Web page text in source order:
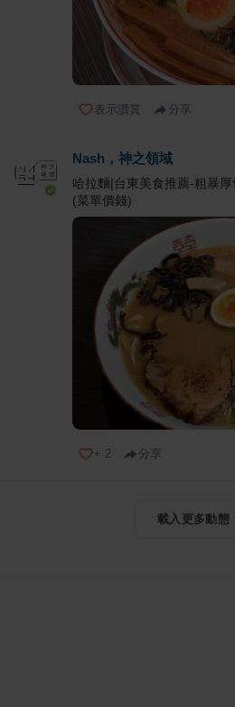
表示讚賞 分享
Nash，神之領域
哈拉麵|台東美食推薦-粗暴
(菜單價錢)
+ 2 分享
載入更多動態